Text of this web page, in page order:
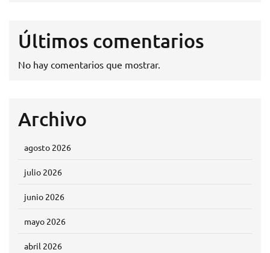
Últimos comentarios
No hay comentarios que mostrar.
Archivo
agosto 2026
julio 2026
junio 2026
mayo 2026
abril 2026